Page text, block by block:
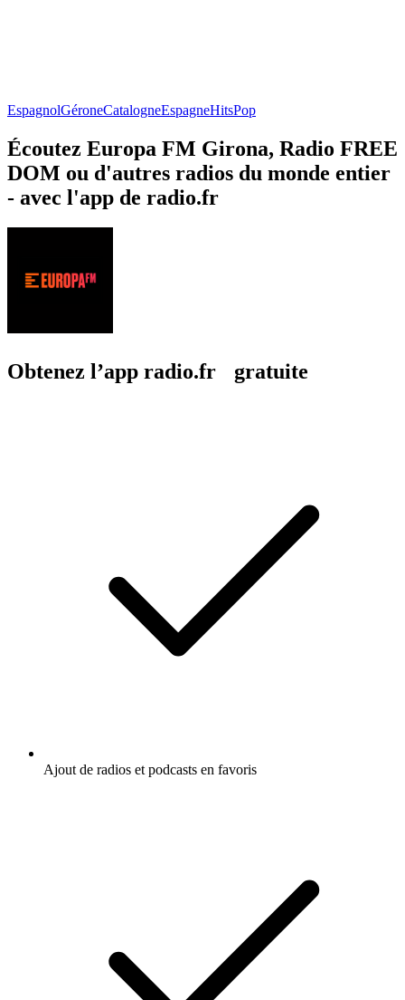
EspagnolGéroneCatalogneEspagneHitsPop
Écoutez Europa FM Girona, Radio FREE
DOM ou d'autres radios du monde entier
- avec l'app de radio.fr
Obtenez l’app radio.fr gratuite
Ajout de radios et podcasts en favoris